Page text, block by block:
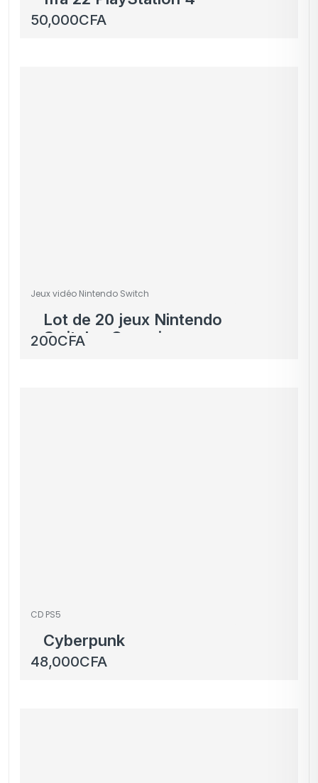
50,000CFA
Jeux vidéo Nintendo Switch
Lot de 20 jeux Nintendo
Switch – Occasion
200CFA
CD PS5
Cyberpunk
48,000CFA